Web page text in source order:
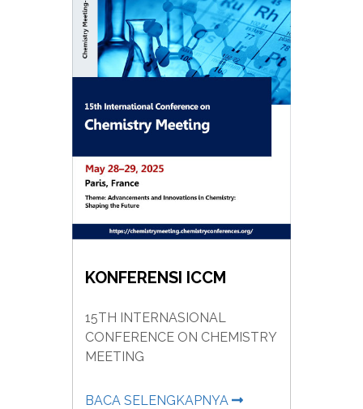
KONFERENSI ICCM
15TH INTERNASIONAL
CONFERENCE ON CHEMISTRY
MEETING
BACA SELENGKAPNYA